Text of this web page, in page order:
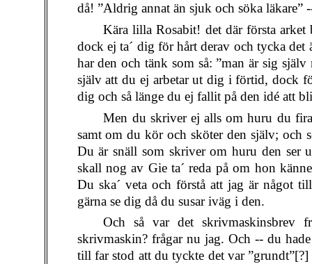
då! ”Aldrig annat än sjuk och söka läkare”
Kära lilla Rosabit! det där första
dock ej ta´ dig för hårt derav och tycka
har den och tänk som så: ”man är sig
själv att du ej arbetar ut dig i förtid, dock
dig och så länge du ej fallit på den idé att
Men du skriver ej alls om huru du
samt om du kör och sköter den själv; och
Du är snäll som skriver om huru den ser
skall nog av Gie ta´ reda på om hon
Du ska´ veta och förstå att jag är något
gärna se dig då du susar iväg i den.
Och så var det
skrivmaskin? frågar nu jag. Och -- du
till far stod att du tyckte det var